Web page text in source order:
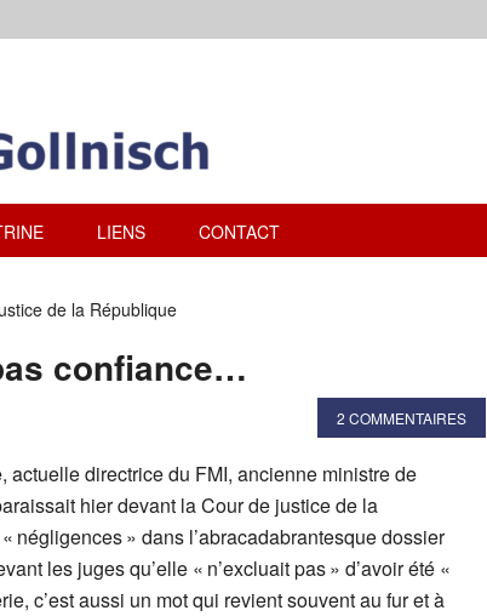
LIENS CONTACT
de la République
confiance…
2 COMMENTAIRES
actuelle directrice du FMI, ancienne ministre de
hier devant la Cour de justice de la
négligences » dans l’abracadabrantesque dossier
les juges qu’elle « n’excluait pas » d’avoir été «
c’est aussi un mot qui revient souvent au fur et à